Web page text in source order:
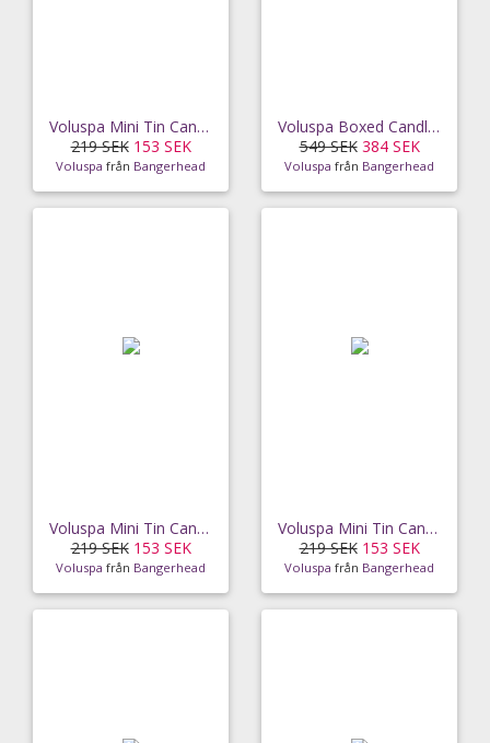
Voluspa Mini Tin Candle Blond Tabac 25h
219 SEK 153 SEK
Voluspa från Bangerhead
Voluspa Boxed Candle Coconut Papaya (255 g)
549 SEK 384 SEK
Voluspa från Bangerhead
Voluspa Mini Tin Candle Pink Citron Grapefruit 25h
219 SEK 153 SEK
Voluspa från Bangerhead
Voluspa Mini Tin Candle Frech Linen 25h
219 SEK 153 SEK
Voluspa från Bangerhead